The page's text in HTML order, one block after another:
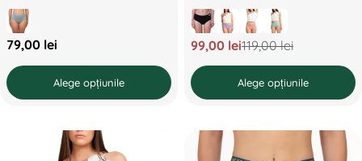
Preț
standard
79,00 lei
Alege opțiunile
Preț
redus
99,00 lei
Preț
standard
119,00 lei
Alege opțiunile